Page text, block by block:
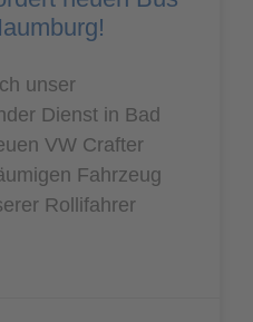
unser
Dienst in Bad
VW Crafter
Fahrzeug
Rollifahrer